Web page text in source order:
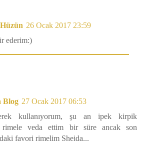
26 Ocak 2017 23:59
ederim:)
Blog 27 Ocak 2017 06:53
kullanıyorum, şu an ipek kirpik
rimele veda ettim bir süre ancak son
favori rimelim Sheida...